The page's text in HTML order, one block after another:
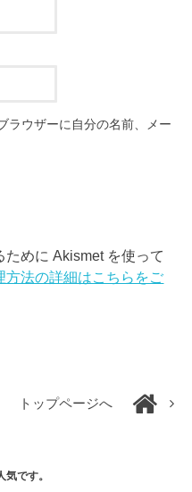
ラウザーに自分の名前、メー
めに Akismet を使って
方法の詳細はこちらをご
トップページへ
気です。